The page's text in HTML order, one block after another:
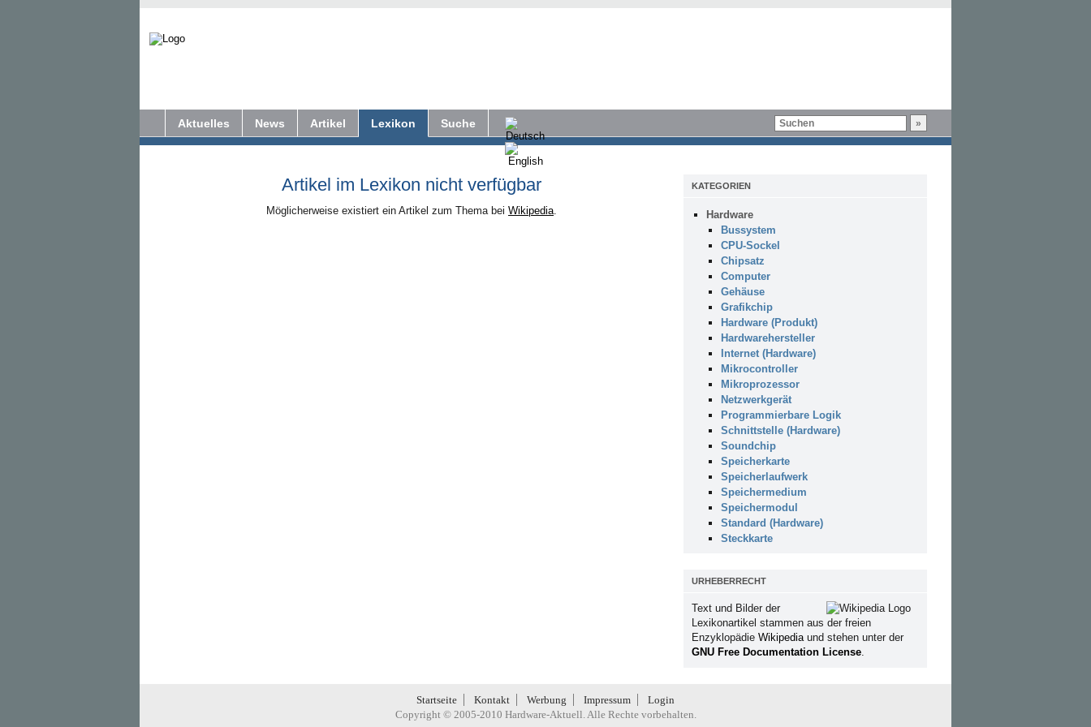
Aktuelles News Artikel Lexikon Suche
Artikel im Lexikon nicht verfügbar
Möglicherweise existiert ein Artikel zum Thema bei Wikipedia.
KATEGORIEN
Hardware
Bussystem
CPU-Sockel
Chipsatz
Computer
Gehäuse
Grafikchip
Hardware (Produkt)
Hardwarehersteller
Internet (Hardware)
Mikrocontroller
Mikroprozessor
Netzwerkgerät
Programmierbare Logik
Schnittstelle (Hardware)
Soundchip
Speicherkarte
Speicherlaufwerk
Speichermedium
Speichermodul
Standard (Hardware)
Steckkarte
URHEBERRECHT
Text und Bilder der
Lexikonartikel stammen aus der freien
Enzyklopädie Wikipediaund stehen unter der
GNU Free Documentation License.
Startseite Kontakt Werbung Impressum
Login
Copyright © 2005-2010 Hardware-Aktuell. Alle Rechte vorbehalten.